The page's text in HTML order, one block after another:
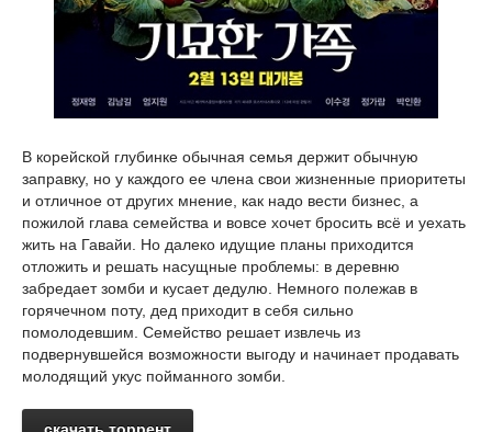
В корейской глубинке обычная семья держит обычную
заправку, но у каждого ее члена свои жизненные приоритеты
и отличное от других мнение, как надо вести бизнес, а
пожилой глава семейства и вовсе хочет бросить всё и уехать
жить на Гавайи. Но далеко идущие планы приходится
отложить и решать насущные проблемы: в деревню
забредает зомби и кусает дедулю. Немного полежав в
горячечном поту, дед приходит в себя сильно
помолодевшим. Семейство решает извлечь из
подвернувшейся возможности выгоду и начинает продавать
молодящий укус пойманного зомби.